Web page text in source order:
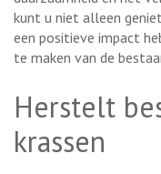
kunt u niet alleen
een positieve impact
te maken van de
Herstelt
krassen